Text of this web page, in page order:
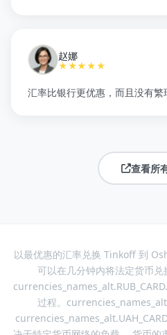
赵娜
★★★★★
汇率比银行更优惠，而且没有繁
查看所
以最优惠的汇率兑换 Tinkoff 到
可以在几分钟内将法定货币
过程。